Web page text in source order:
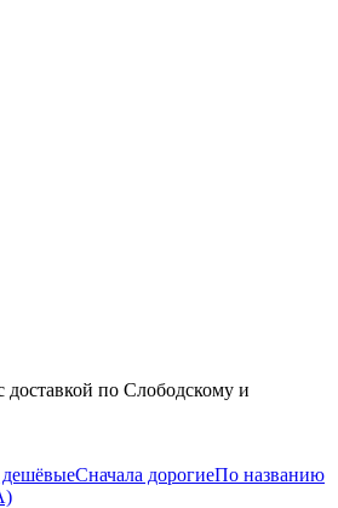
по Слободскому и
дешёвыеСначала дорогиеПо названию